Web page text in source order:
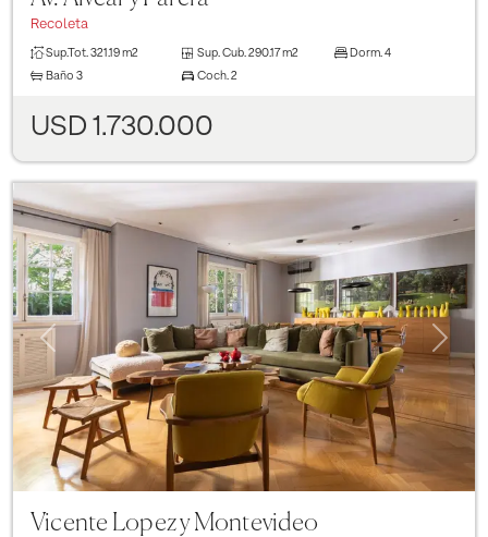
Recoleta
Sup.Tot. 321.19 m2 Sup. Cub. 290.17 m2 Dorm. 4
Baño 3 Coch. 2
USD 1.730.000
Previous Next
Vicente Lopez y Montevideo